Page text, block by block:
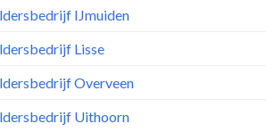
IJmuiden
Lisse
Overveen
Uithoorn